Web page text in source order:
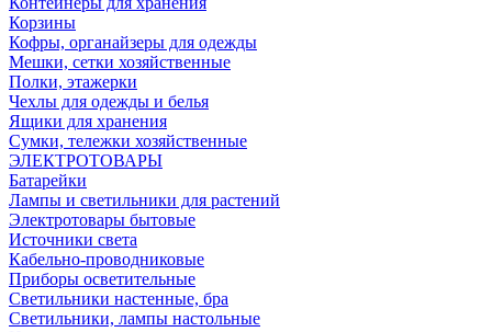
Корзины
Кофры, органайзеры для одежды
Мешки, сетки хозяйственные
Полки, этажерки
Чехлы для одежды и белья
Ящики для хранения
Сумки, тележки хозяйственные
ЭЛЕКТРОТОВАРЫ
Батарейки
Лампы и светильники для растений
Электротовары бытовые
Источники света
Кабельно-проводниковые
Приборы осветительные
Светильники настенные, бра
Светильники, лампы настольные